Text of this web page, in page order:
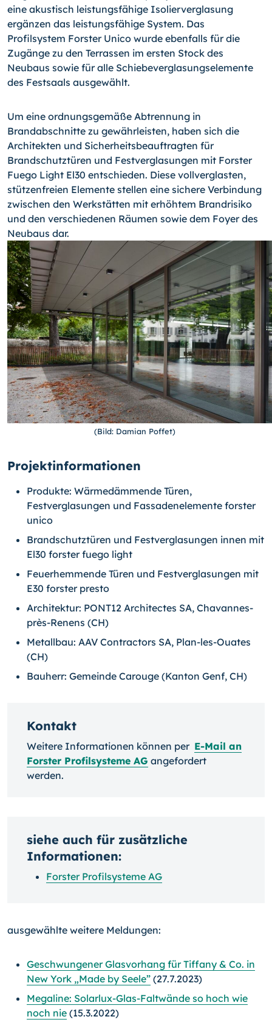
eine akustisch leistungsfähige Isolierverglasung
ergänzen das leistungsfähige System. Das
Profilsystem Forster Unico wurde ebenfalls für die
Zugänge zu den Terrassen im ersten Stock des
Neubaus sowie für alle Schiebeverglasungselemente
des Festsaals ausgewählt.
Um eine ordnungsgemäße Abtrennung in
Brandabschnitte zu gewährleisten, haben sich die
Architekten und Sicherheitsbeauftragten für
Brandschutztüren und Festverglasungen mit Forster
Fuego Light El30 entschieden. Diese vollverglasten,
stützenfreien Elemente stellen eine sichere Verbindung
zwischen den Werkstätten mit erhöhtem Brandrisiko
und den verschiedenen Räumen sowie dem Foyer des
Neubaus dar.
(Bild: Damian Poffet)
Projektinformationen
Produkte: Wärmedämmende Türen,
Festverglasungen und Fassadenelemente forster
unico
Brandschutztüren und Festverglasungen innen mit
El30 forster fuego light
Feuerhemmende Türen und Festverglasungen mit
E30 forster presto
Architektur: PONT12 Architectes SA, Chavannes-
près-Renens (CH)
Metallbau: AAV Contractors SA, Plan-les-Ouates
(CH)
Bauherr: Gemeinde Carouge (Kanton Genf, CH)
Kontakt
Weitere Informationen können per E-Mail an
Forster Profilsysteme AG angefordert
werden.
siehe auch für zusätzliche
Informationen:
Forster Profilsysteme AG
ausgewählte weitere Meldungen:
Geschwungener Glasvorhang für Tiffany & Co. in
New York „Made by Seele” (27.7.2023)
Megaline: Solarlux-Glas-Faltwände so hoch wie
noch nie (15.3.2022)